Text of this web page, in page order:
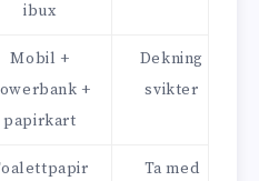
ibux
Mobil +
+
papirkart
Dekning
svikter
Ta med